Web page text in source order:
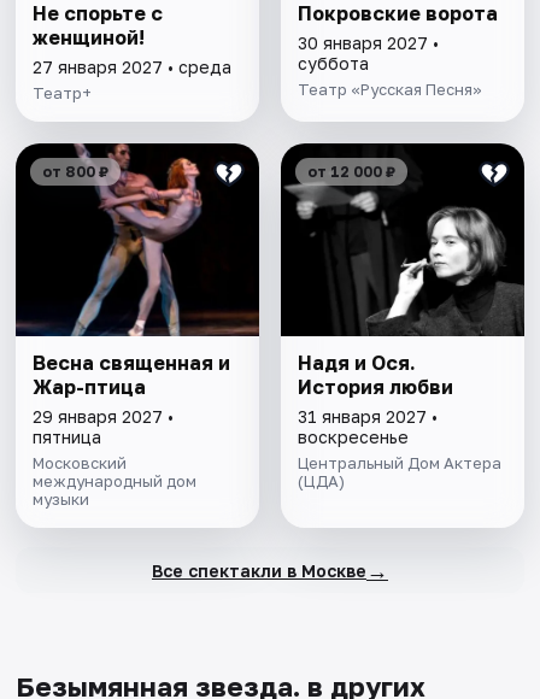
Не спорьте с
женщиной!
27 января 2027 • среда
Театр+
Покровские ворота
30 января 2027 •
суббота
Театр «Русская Песня»
от 800 ₽
Весна священная и
Жар-птица
29 января 2027 •
пятница
Московский
международный дом
музыки
от 12 000 ₽
Надя и Ося.
История любви
31 января 2027 •
воскресенье
Центральный Дом Актера
(ЦДА)
Все спектакли в Москве →
Безымянная звезда. в других